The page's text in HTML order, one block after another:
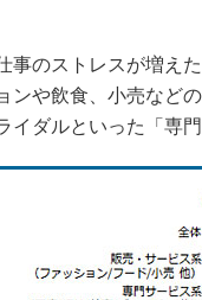
のストレスが増え
ンや飲食、小売など
イダルといった「専